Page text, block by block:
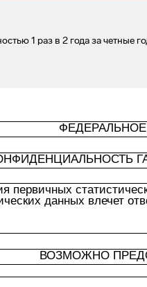
1 раз в 2 года за четные
первичных
данных влечет
ВОЗМОЖНО